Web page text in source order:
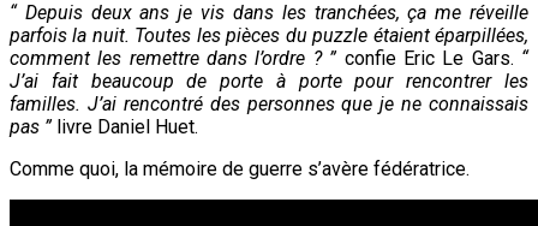
“ Depuis deux ans je vis dans les tranchées, ça me réveille
parfois la nuit. Toutes les pièces du puzzle étaient éparpillées,
comment les remettre dans l’ordre ? ”confie Eric Le Gars. “
J’ai fait beaucoup de porte à porte pour rencontrer les
familles. J’ai rencontré des personnes que je ne connaissais
pas ”livre Daniel Huet.
Comme quoi, la mémoire de guerre s’avère fédératrice.